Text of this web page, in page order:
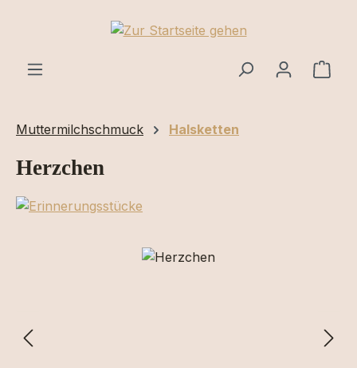
Zum Hauptinhalt springen
Muttermilchschmuck Halsketten
Herzchen
Bildergalerie überspringen